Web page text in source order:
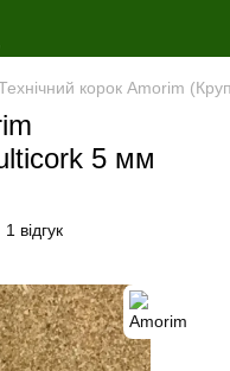
корок Amorim
5 мм
1 відгук